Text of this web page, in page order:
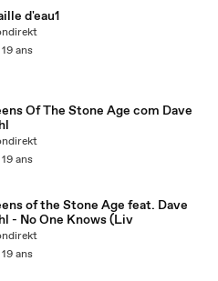
d'eau1
ans
Of The Stone Age com Dave
ans
of the Stone Age feat. Dave
- No One Knows (Liv
ans